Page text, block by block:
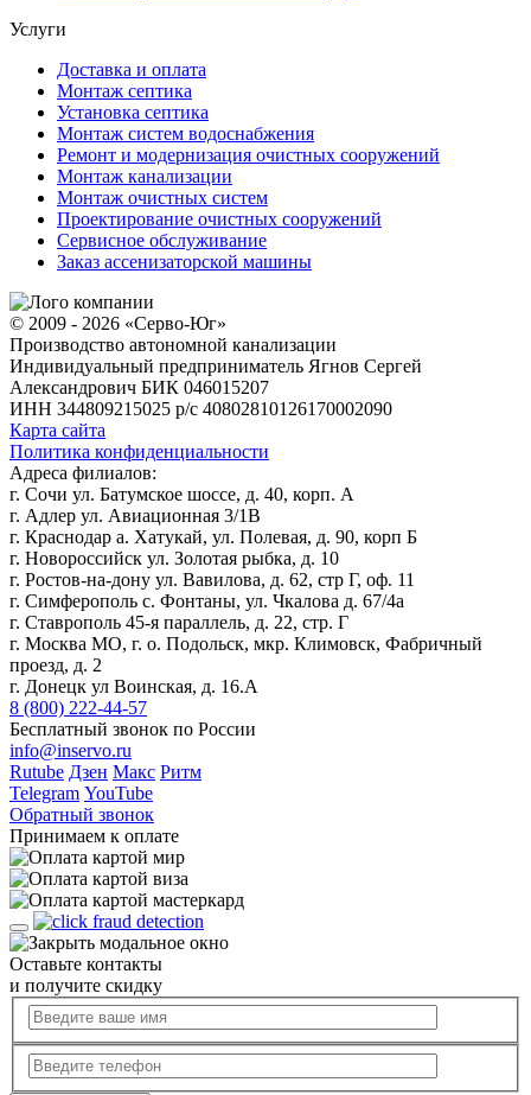
Услуги
Доставка и оплата
Монтаж септика
Установка септика
Монтаж систем водоснабжения
Ремонт и модернизация очистных сооружений
Монтаж канализации
Монтаж очистных систем
Проектирование очистных сооружений
Сервисное обслуживание
Заказ ассенизаторской машины
© 2009 - 2026 «Серво-Юг»
Производство автономной канализации
Индивидуальный предприниматель Ягнов Сергей
Александрович БИК 046015207
ИНН 344809215025 р/с 40802810126170002090
Карта сайта
Политика конфиденциальности
Адреса филиалов:
г. Сочи ул. Батумское шоссе, д. 40, корп. А
г. Адлер ул. Авиационная 3/1В
г. Краснодар а. Хатукай, ул. Полевая, д. 90, корп Б
г. Новороссийск ул. Золотая рыбка, д. 10
г. Ростов-на-дону ул. Вавилова, д. 62, стр Г, оф. 11
г. Симферополь с. Фонтаны, ул. Чкалова д. 67/4а
г. Ставрополь 45-я параллель, д. 22, стр. Г
г. Москва МО, г. о. Подольск, мкр. Климовск, Фабричный
проезд, д. 2
г. Донецк ул Воинская, д. 16.А
8 (800) 222-44-57
Бесплатный звонок по России
info@inservo.ru
Rutube Дзен Макс Ритм
Telegram YouTube
Обратный звонок
Принимаем к оплате
Оставьте контакты
и получите скидку